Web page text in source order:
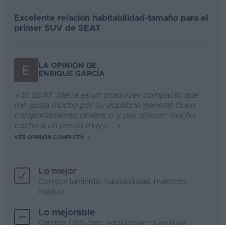
Excelente relación habitabilidad-tamaño para el
primer SUV de SEAT
LA OPINIÓN DE
ENRIQUE GARCÍA
« El SEAT Ateca es un crossover compacto que
me gusta mucho por su equilibrio general, buen
comportamiento dinámico y por ofrecer mucho
coche a un precio muy r... »
VER OPINIÓN COMPLETA
Lo mejor
Comportamiento, habitabilidad, maletero,
equipo
Lo mejorable
Cambio DSG caro, equipamiento en nivel